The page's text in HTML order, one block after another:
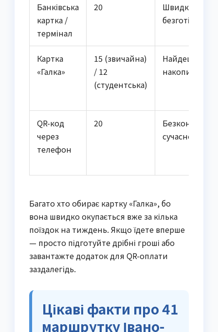
Банківська
картка /
термінал
20
Швидко,
безготівково
Картка
«Галка»
15 (звичайна)
/ 12
(студентська)
Найдешевше,
QR-код
через
телефон
20
сучасно
Багато хто обирає картку «Галка», бо
вона швидко окупається вже за кілька
поїздок на тиждень. Якщо їдете вперше
— просто підготуйте дрібні гроші або
завантажте додаток для QR-оплати
заздалегідь.
Цікаві факти про 41
маршрутку Івано-